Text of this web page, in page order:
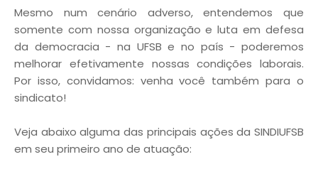
Mesmo num cenário adverso, entendemos que
somente com nossa organização e luta em defesa
da democracia - na UFSB e no país - poderemos
melhorar efetivamente nossas condições laborais.
Por isso, convidamos: venha você também para o
sindicato!
Veja abaixo alguma das principais ações da SINDIUFSB
em seu primeiro ano de atuação: